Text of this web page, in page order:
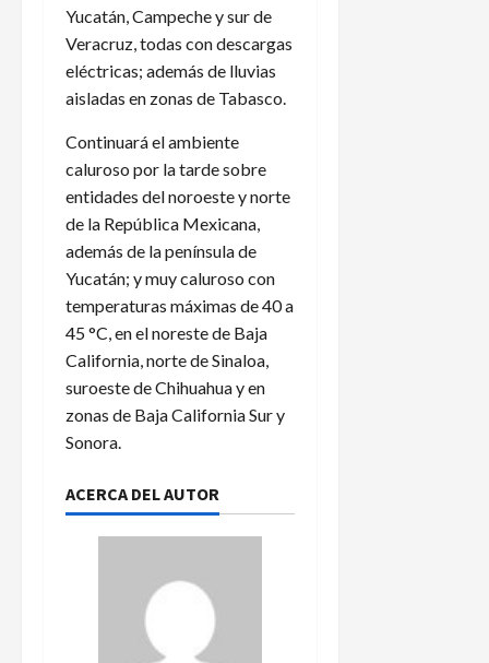
Yucatán, Campeche y sur de
Veracruz, todas con descargas
eléctricas; además de lluvias
aisladas en zonas de Tabasco.
Continuará el ambiente
caluroso por la tarde sobre
entidades del noroeste y norte
de la República Mexicana,
además de la península de
Yucatán; y muy caluroso con
temperaturas máximas de 40 a
45 °C, en el noreste de Baja
California, norte de Sinaloa,
suroeste de Chihuahua y en
zonas de Baja California Sur y
Sonora.
ACERCA DEL AUTOR